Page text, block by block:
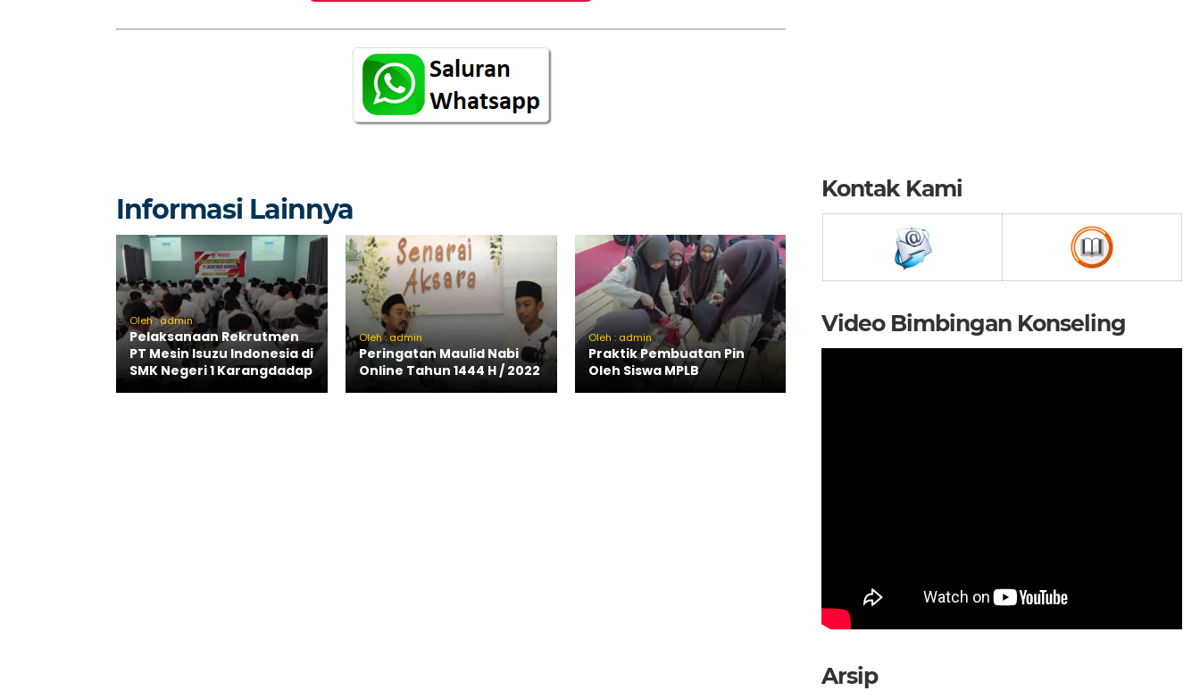
Informasi Lainnya
Oleh : admin
Pelaksanaan Rekrutmen
PT Mesin Isuzu Indonesia di
SMK Negeri 1 Karangdadap
Oleh : admin
Peringatan Maulid Nabi
Online Tahun 1444 H / 2022
Oleh : admin
Praktik Pembuatan Pin
Oleh Siswa MPLB
Kontak Kami
Video Bimbingan Konseling
Arsip